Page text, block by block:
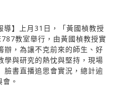
導】上月31日，「黃國楨教授
教室舉行，由黃國楨教授實
辦，為讓不克前來的師生、好
學與研究的熱忱與堅持，現場
臉書直播追思會實況，總計逾
。